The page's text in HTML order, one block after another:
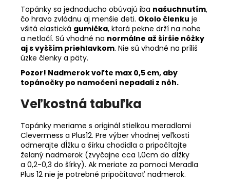
Topánky sa jednoducho obúvajú iba našuchnutím,
čo hravo zvládnu aj menšie deti. Okolo členku je
všitá elastická gumička, ktorá pekne drží na nohe
a netlačí. Sú vhodné na normálne až širšie nôžky
aj s vyšším priehlavkom. Nie sú vhodné na príliš
úzke členky a päty.
Pozor! Nadmerok voľte max 0,5 cm, aby
topánočky po namočení nepadali z nôh.
Veľkostná tabuľka
Topánky meriame s originál stielkou meradlami
Clevermess a Plus12. Pre výber vhodnej veľkosti
odmerajte dĺžku a šírku chodidla a pripočítajte
želaný nadmerok (zvyčajne cca 1,0cm do dĺžky
a 0,2-0,3 do šírky). Ak meriate za pomoci Meradla
Plus 12 nie je potrebné pripočítavať nadmerok.